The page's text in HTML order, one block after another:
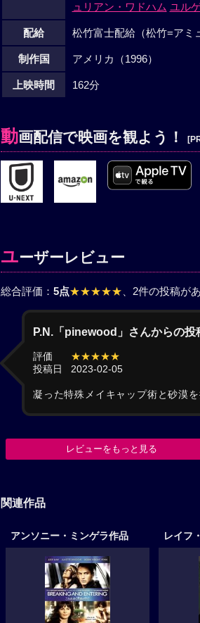
ュリアン・ワドハム ユル
配給 松竹富士配給（松竹=アミ
制作国 アメリカ（1996）
上映時間 162分
動画配信で映画を観よう！
ユーザーレビュー
総合評価： 5点★★★★★ 、2件の投稿が
P.N.「pinewood」さんからの投
評価
★★★★★
投稿日
2023-02-05
凝った特殊メイキャップ術と砂漠
レビューをもっと見る
関連作品
アンソニー・ミンゲラ作品 レイフ